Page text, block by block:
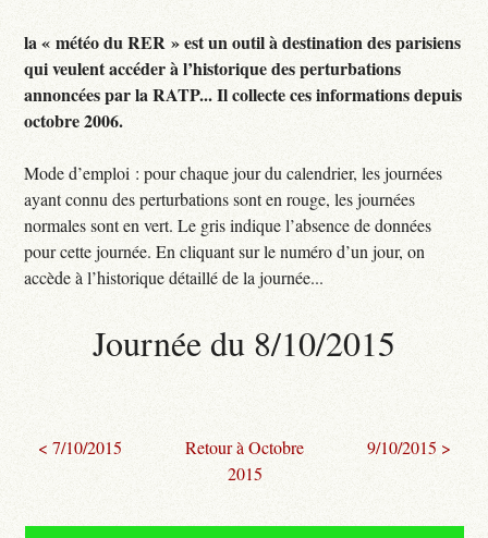
la « météo du RER » est un outil à destination des parisiens
qui veulent accéder à l’historique des perturbations
annoncées par la RATP... Il collecte ces informations depuis
octobre 2006.
Mode d’emploi : pour chaque jour du calendrier, les journées
ayant connu des perturbations sont en rouge, les journées
normales sont en vert. Le gris indique l’absence de données
pour cette journée. En cliquant sur le numéro d’un jour, on
accède à l’historique détaillé de la journée...
Journée du 8/10/2015
< 7/10/2015
Retour à Octobre
2015
9/10/2015 >